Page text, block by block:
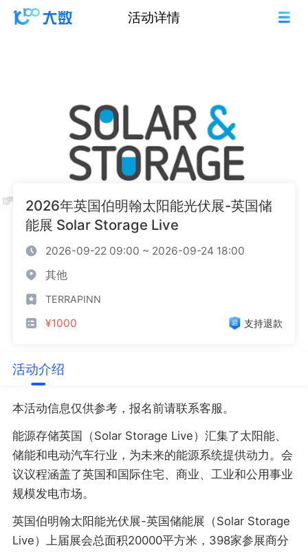
活动详情
2026年英国伯明翰太阳能光伏展-英国储
能展 Solar Storage Live
2026-09-22 09:00 ~ 2026-09-24 18:00
其他
TERRAPINN
¥1000 支持退款
活动介绍
本活动信息仅供参考，报名前请联系客服。
能源存储英国（Solar Storage Live）汇集了太阳能、
储能和电动汽车行业，为未来的能源系统提供动力。会
议议程涵盖了英国和国际住宅、商业、工业和公用事业
规模发电市场。
英国伯明翰太阳能光伏展-英国储能展（Solar Storage
Live）上届展会总面积20000平方米，398家参展商分